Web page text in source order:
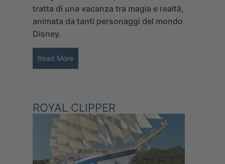
tratta di una vacanza tra magia e realtà,
animata da tanti personaggi del mondo
Disney.
Read More
ROYAL CLIPPER